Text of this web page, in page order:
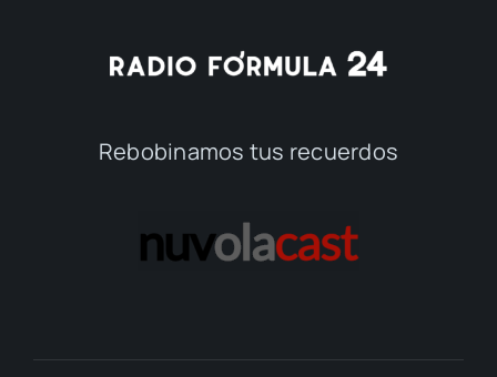
Rebobinamos tus recuerdos